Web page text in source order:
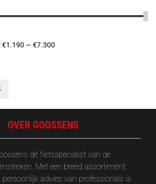
€1.190 —€7.300
OVER GOOSSENS
dé fietsspecialist van de
Met een breed assortiment,
persoonlijk advies van professionals is